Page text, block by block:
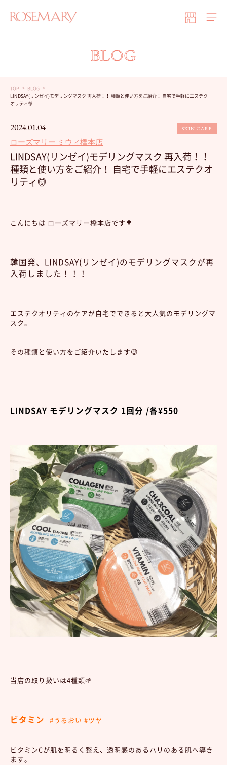
BLOG
TOP
BLOG
LINDSAY(リンゼイ)モデリングマスク 再入荷！！ 種類と使い方をご紹介！ 自宅で手軽にエステク
オリティ💆
2024.01.04
ローズマリー ミウィ橋本店
SKIN CARE
LINDSAY(リンゼイ)モデリングマスク 再入荷！！
種類と使い方をご紹介！ 自宅で手軽にエステクオ
リティ💆
こんにちは ローズマリー橋本店です🌳
韓国発、LINDSAY(リンゼイ)のモデリングマスクが再
入荷しました！！！
エステクオリティのケアが自宅でできると大人気のモデリングマ
スク。
その種類と使い方をご紹介いたします😉
LINDSAY モデリングマスク 1回分 /各¥550
当店の取り扱いは4種類🌱
ビタミン #うるおい #ツヤ
ビタミンCが肌を明るく整え、透明感のあるハリのある肌へ導き
ます。